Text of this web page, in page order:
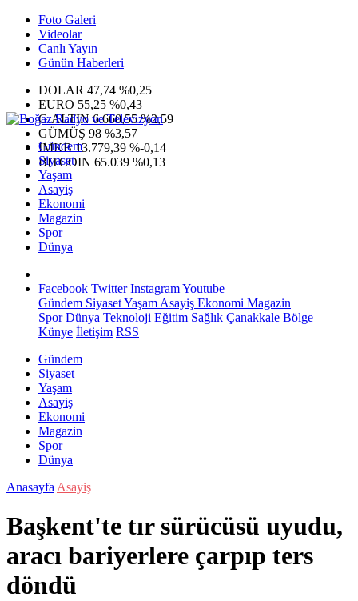
Foto Galeri
Videolar
Canlı Yayın
Günün Haberleri
DOLAR 47,74 %0,25
EURO 55,25 %0,43
G.ALTIN6.660,55 %2,59
GÜMÜŞ 98 %3,57
IMKB13.779,39 %-0,14
BITCOIN 65.039 %0,13
Gündem
Siyaset
Yaşam
Asayiş
Ekonomi
Magazin
Spor
Dünya
Facebook Twitter InstagramYoutube
Gündem SiyasetYaşam Asayiş Ekonomi Magazin
SporDünya Teknoloji Eğitim Sağlık Çanakkale Bölge
Künye İletişim RSS
Gündem
Siyaset
Yaşam
Asayiş
Ekonomi
Magazin
Spor
Dünya
Anasayfa Asayiş
Başkent'te tır sürücüsü uyudu,
aracı bariyerlere çarpıp ters
döndü